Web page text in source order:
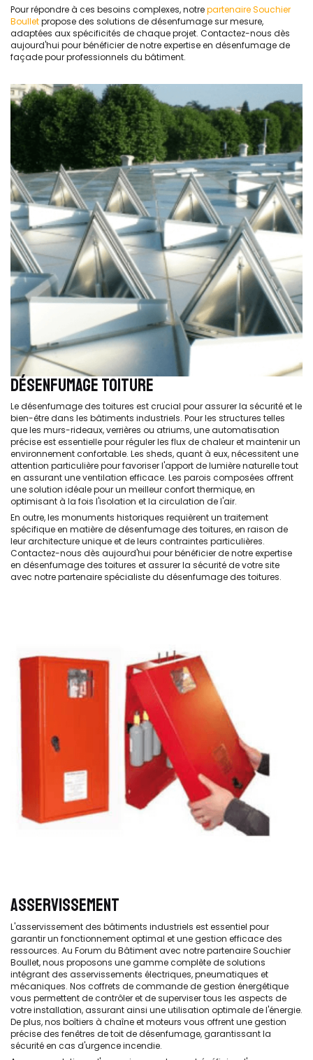
Pour répondre à ces besoins complexes, notrepartenaire Souchier
Boulletpropose des solutions de désenfumage sur mesure,
adaptées aux spécificités de chaque projet. Contactez-nous dès
aujourd'hui pour bénéficier de notre expertise en désenfumage de
façade pour professionnels du bâtiment.
DÉSENFUMAGE TOITURE
Le désenfumage des toitures est crucial pour assurer la sécurité et le
bien-être dans les bâtiments industriels. Pour les structures telles
que les murs-rideaux, verrières ou atriums, une automatisation
précise est essentielle pour réguler les flux de chaleur et maintenir un
environnement confortable. Les sheds, quant à eux, nécessitent une
attention particulière pour favoriser l'apport de lumière naturelle tout
en assurant une ventilation efficace. Les parois composées offrent
une solution idéale pour un meilleur confort thermique, en
optimisant à la fois l'isolation et la circulation de l'air.
En outre, les monuments historiques requièrent un traitement
spécifique en matière de désenfumage des toitures, en raison de
leur architecture unique et de leurs contraintes particulières.
Contactez-nous dès aujourd'hui pour bénéficier de notre expertise
en désenfumage des toitures et assurer la sécurité de votre site
avec notre partenaire spécialiste du désenfumage des toitures.
ASSERVISSEMENT
L'asservissement des bâtiments industriels est essentiel pour
garantir un fonctionnement optimal et une gestion efficace des
ressources. Au Forum du Bâtiment avec notre partenaire Souchier
Boullet, nous proposons une gamme complète de solutions
intégrant des asservissements électriques, pneumatiques et
mécaniques. Nos coffrets de commande de gestion énergétique
vous permettent de contrôler et de superviser tous les aspects de
votre installation, assurant ainsi une utilisation optimale de l'énergie.
De plus, nos boîtiers à chaîne et moteurs vous offrent une gestion
précise des fenêtres de toit de désenfumage, garantissant la
sécurité en cas d'urgence incendie.